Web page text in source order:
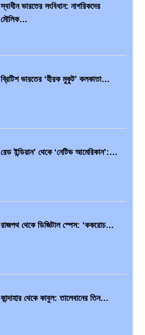
আমেরিকা সারা দুনিয়ায় গণতন্ত্রের গান…
স্বাধীন ভারতের সংবিধান: নাগরিকদের
মৌলিক…
ব্রিটিশ ভারতের ‘হীরক মুকুট’ কলকাতা…
রেড ইন্ডিয়ান’ থেকে ‘নেটিভ আমেরিকান’:…
রাজপথ থেকে ডিজিটাল স্পেস: ‘ককরোচ…
কান্দাহার থেকে কাবুল: তালেবানের তিন…